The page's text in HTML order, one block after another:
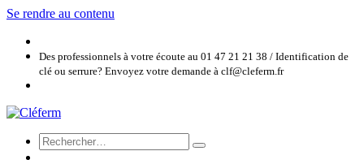
Se rendre au contenu
Des professionnels à votre écoute au 01 47 21 21 38 / Identification de
clé ou serrure? Envoyez votre demande à clf@cleferm.fr